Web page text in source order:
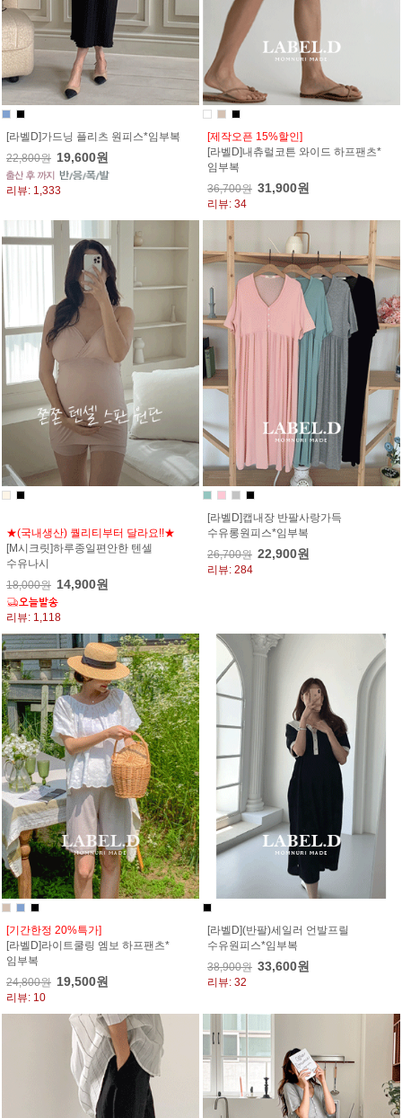
[라벨D]가드닝 플리츠 원피스*임부복
22,800원 19,600원
리뷰: 1,333
[제작오픈 15%할인]
[라벨D]내츄럴코튼 와이드 하프팬츠*
임부복
36,700원 31,900원
리뷰: 34
★(국내생산) 퀄리티부터 달라요!!★
[M시크릿]하루종일편안한 텐셀
수유나시
18,000원 14,900원
리뷰: 1,118
[라벨D]캡내장 반팔사랑가득
수유롱원피스*임부복
26,700원 22,900원
리뷰: 284
[기간한정 20%특가]
[라벨D]라이트쿨링 엠보 하프팬츠*
임부복
24,800원 19,500원
리뷰: 10
[라벨D](반팔)세일러 언발프릴
수유원피스*임부복
38,900원 33,600원
리뷰: 32